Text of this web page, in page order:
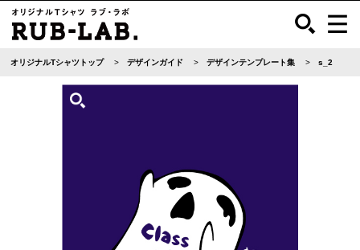
オリジナルTシャツトップ デザインガイド デザインテンプレート集 s_2